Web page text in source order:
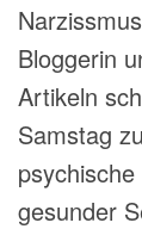
Bloggerin
Artikeln
Samstag
gesunder